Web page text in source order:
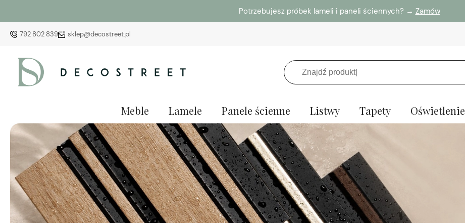
Potrzebujesz próbek lameli i paneli ściennych? → Zamów
792 802 839 sklep@decostreet.pl
Meble Lamele Panele ścienne Listwy Tapety Oświetlenie